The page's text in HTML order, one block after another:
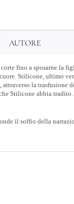
AUTORE
fino a sposarne la
Stilicone, ultimo
la trasfusione
Stilicone abbia
il soffio della